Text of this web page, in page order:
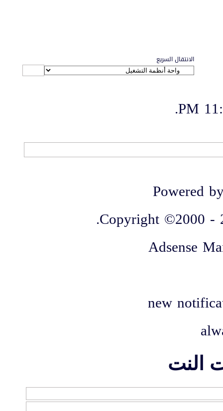
الانتقال السريع
.
Powered
Copyright ©2000 -
Adsense
new
النت